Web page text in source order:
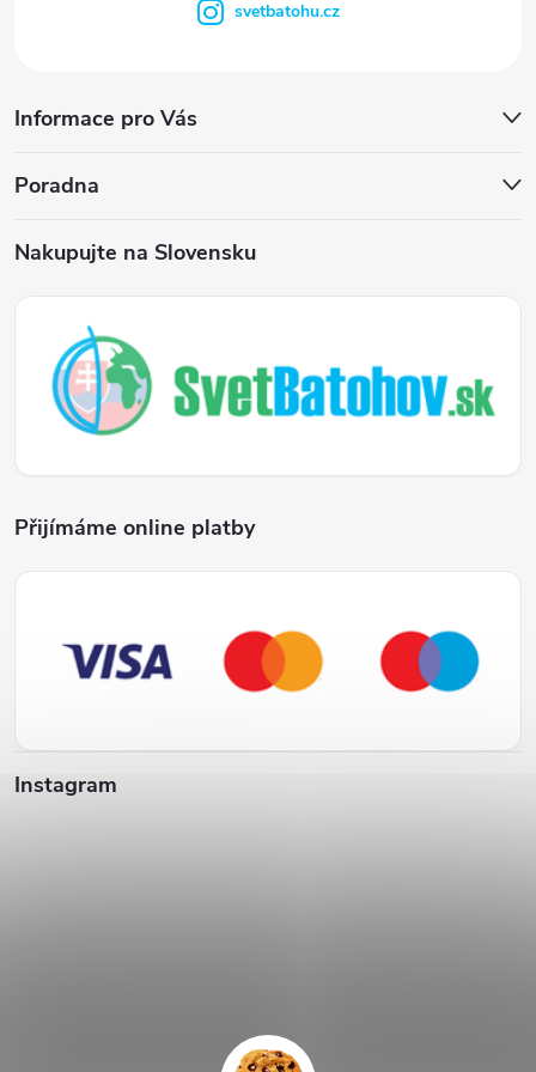
svetbatohu.cz
Informace pro Vás
Poradna
Nakupujte na Slovensku
Přijímáme online platby
Instagram